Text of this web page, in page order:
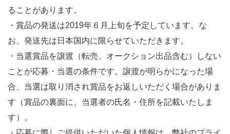
ることがあります。
・賞品の発送は2019年６月上旬を予定しています。な
お、発送先は日本国内に限らせていただきます。
・当選賞品を譲渡（転売、オークション出品含む）
しない
ことが応募・当選の条件です。譲渡が明らかになった場
合、 当選は取り消され賞品をお返しいただく場合がありま
す（賞品の裏面に、当選者の氏名・住所を記載いたしま
す）。